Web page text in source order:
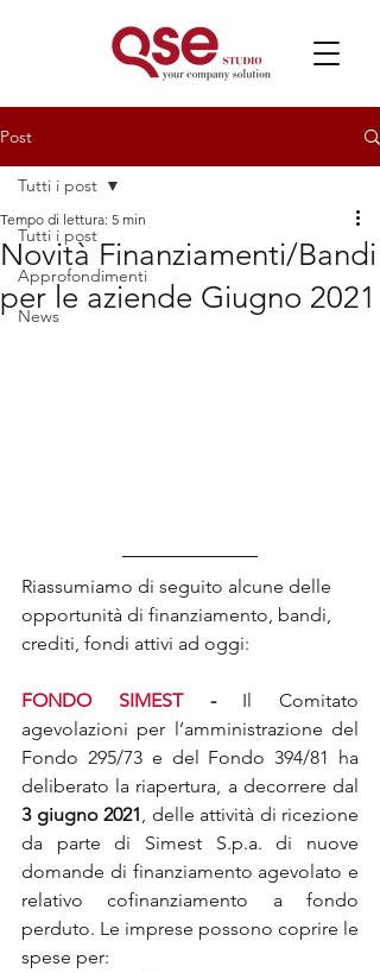
Post
Tutti i post
Approfondimenti
News
Tutti i post
Novità Finanziamenti/Bandi
per le aziende Giugno 2021
Tempo di lettura: 5 min
Riassumiamo di seguito alcune delle
opportunità di finanziamento, bandi,
crediti, fondi attivi ad oggi:
FONDO SIMEST -
Il Comitato
agevolazioni per l’amministrazione del
Fondo 295/73 e del Fondo 394/81 ha
3 giugno 2021, delle attività di ricezione
da parte di Simest S.p.a. di nuove
domande di finanziamento agevolato e
relativo cofinanziamento a fondo
perduto. Le imprese possono coprire le
spese per: